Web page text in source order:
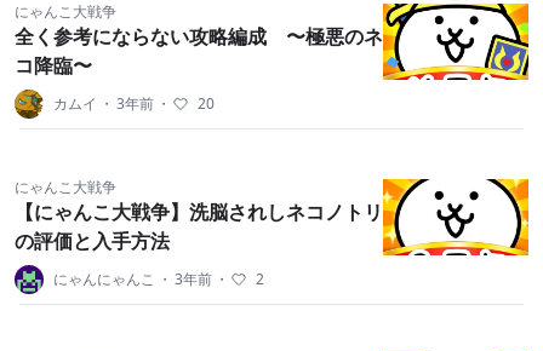
にゃんこ大戦争
全く参考にならない攻略編成 〜極悪のネ
コ降臨〜
カムイ ・ 3年前 ・ 20
にゃんこ大戦争
【にゃんこ大戦争】洗脳されしネコノトリ
の評価と入手方法
にゃんにゃんこ ・ 3年前 ・ 2